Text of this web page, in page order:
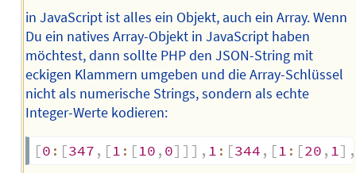
in JavaScript ist alles ein Objekt, auch ein Array. Wenn
Du ein natives Array-Objekt in JavaScript haben
möchtest, dann sollte PHP den JSON-String mit
eckigen Klammern umgeben und die Array-Schlüssel
nicht als numerische Strings, sondern als echte
Integer-Werte kodieren:
[0 : [347 , [1 : [10 , 0] ] ] , 1 : [344 , [1 : [20 , 1] ,